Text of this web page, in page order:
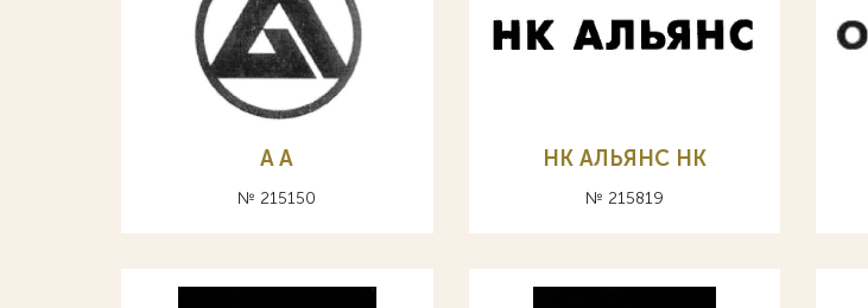
A А
№ 215150
НК АЛЬЯНС HK
№ 215819